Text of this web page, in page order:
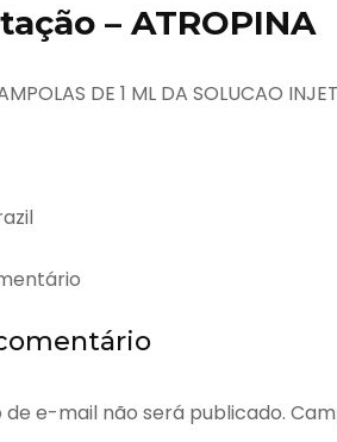
– ATROPINA
DE 1 ML DA SOLUCAO
de e-mail não será publicado.